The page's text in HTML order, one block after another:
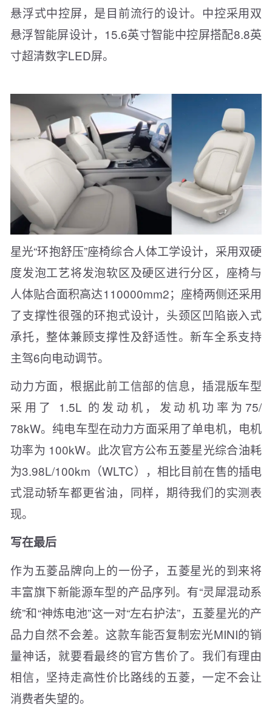
悬浮式中控屏，是目前流行的设计。中控采用双
悬浮智能屏设计，15.6英寸智能中控屏搭配8.8英
寸超清数字LED屏。
星光“环抱舒压”座椅综合人体工学设计，采用双硬
度发泡工艺将发泡软区及硬区进行分区，座椅与
人体贴合面积高达110000mm2；座椅两侧还采用
了支撑性很强的环抱式设计，头颈区凹陷嵌入式
承托，整体兼顾支撑性及舒适性。新车全系支持
主驾6向电动调节。
动力方面，根据此前工信部的信息，插混版车型
采用了 1.5L 的发动机，发动机功率为75/
78kW。纯电车型在动力方面采用了单电机，电机
功率为 100kW。此次官方公布五菱星光综合油耗
为3.98L/100km（WLTC），相比目前在售的插电
式混动轿车都更省油，同样，期待我们的实测表
现。
写在最后
作为五菱品牌向上的一份子，五菱星光的到来将
丰富旗下新能源车型的产品序列。有“灵犀混动系
统”和“神炼电池”这一对“左右护法”，五菱星光的产
品力自然不会差。这款车能否复制宏光MINI的销
量神话，就要看最终的官方售价了。我们有理由
相信，坚持走高性价比路线的五菱，一定不会让
消费者失望的。